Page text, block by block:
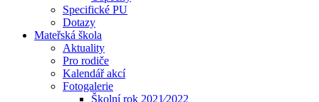
Specifické PU
Dotazy
Mateřská škola
Aktuality
Pro rodiče
Kalendář akcí
Fotogalerie
Školní rok 2021⁄2022